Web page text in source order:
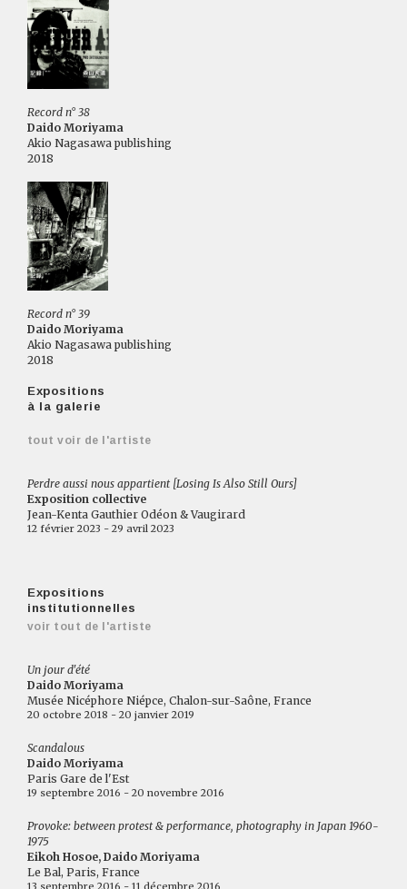
Record n° 38
Daido Moriyama
Akio Nagasawa publishing
2018
Record n° 39
Daido Moriyama
Akio Nagasawa publishing
2018
Expositions
à la galerie
tout voir de l'artiste
Perdre aussi nous appartient [Losing Is Also Still Ours]
Exposition collective
Jean-Kenta Gauthier Odéon & Vaugirard
12 février 2023 - 29 avril 2023
Expositions
institutionnelles
voir tout de l'artiste
Un jour d'été
Daido Moriyama
Musée Nicéphore Niépce, Chalon-sur-Saône, France
20 octobre 2018 - 20 janvier 2019
Scandalous
Daido Moriyama
Paris Gare de l'Est
19 septembre 2016 - 20 novembre 2016
Provoke: between protest & performance, photography in Japan 1960-
1975
Eikoh Hosoe, Daido Moriyama
Le Bal, Paris, France